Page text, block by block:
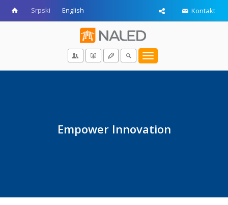
Srpski English Kontakt
Toggle
navigation
Empower Innovation